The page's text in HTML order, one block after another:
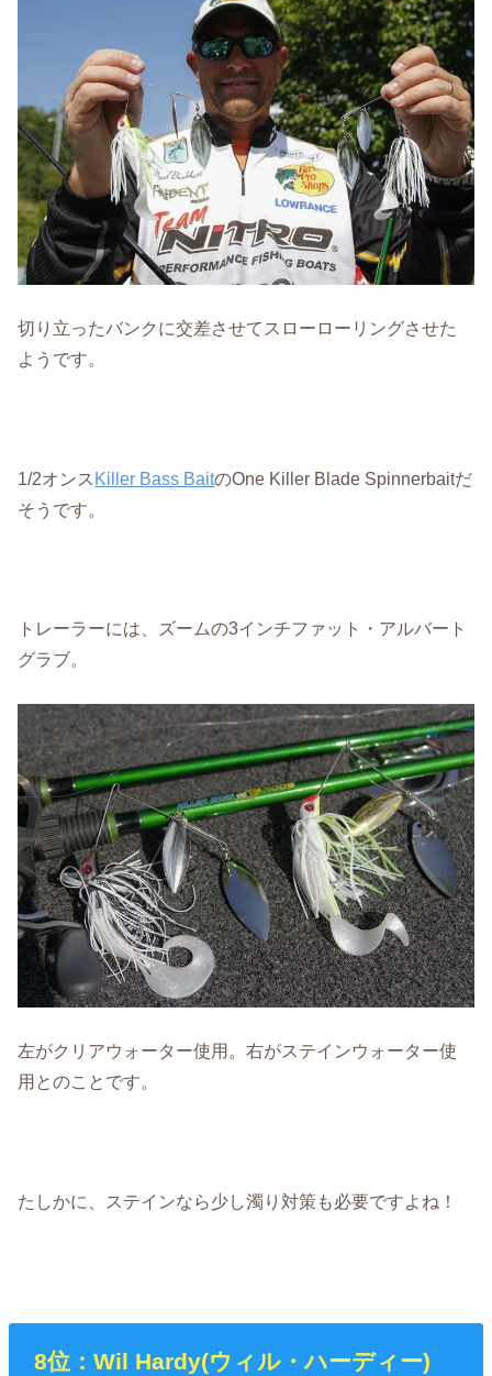
切り立ったバンクに交差させてスローローリングさせた
ようです。
1/2オンス Killer Bass BaitのOne Killer Blade Spinnerbaitだ
そうです。
トレーラーには、ズームの3インチファット・アルバート
グラブ。
左がクリアウォーター使用。右がステインウォーター使
用とのことです。
たしかに、ステインなら少し濁り対策も必要ですよね！
8位：Wil Hardy(ウィル・ハーディー)